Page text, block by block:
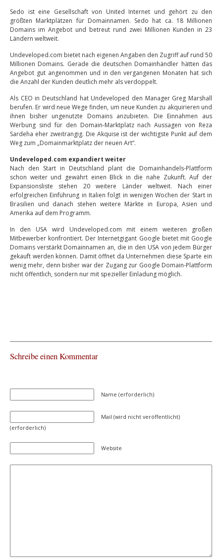
Sedo ist eine Gesellschaft von United Internet und gehört zu den
größten Marktplätzen für Domainnamen. Sedo hat ca. 18 Millionen
Domains im Angebot und betreut rund zwei Millionen Kunden in 23
Ländern weltweit.
Undeveloped.com bietet nach eigenen Angaben den Zugriff auf rund 50
Millionen Domains. Gerade die deutschen Domainhändler hätten das
Angebot gut angenommen und in den vergangenen Monaten hat sich
die Anzahl der Kunden deutlich mehr als verdoppelt.
Als CEO in Deutschland hat Undeveloped den Manager Greg Marshall
berufen. Er wird neue Wege finden, um neue Kunden zu akquirieren und
ihnen bisher ungenutzte Domains anzubieten. Die Einnahmen aus
Werbung sind für den Domain-Marktplatz nach Aussagen von Reza
Sardeha eher zweitrangig. Die Akquise ist der wichtigste Punkt auf dem
Weg zum „Domainmarktplatz der neuen Art“.
Undeveloped.com expandiert weiter
Nach den Start in Deutschland plant die Domainhandels-Plattform
schon weiter und gewährt einen Blick in die nahe Zukunft. Auf der
Expansionsliste stehen 20 weitere Länder weltweit. Nach einer
erfolgreichen Einführung in Italien folgt in wenigen Wochen der Start in
Brasilien und danach stehen weitere Märkte in Europa, Asien und
Amerika auf dem Programm.
In den USA wird Undeveloped.com mit einem weiteren großen
Mitbewerber konfrontiert. Der Internetgigant Google bietet mit Google
Domains verstärkt Domainnamen an, die in den USA von jedem Bürger
gekauft werden können. Damit öffnet da Unternehmen diese Sparte ein
wenig mehr, denn bisher war der Zugang zur Google Domain-Plattform
nicht öffentlich, sondern nur mit spezieller Einladung möglich.
Schreibe einen Kommentar
Name (erforderlich)
Mail (wird nicht veröffentlicht)
(erforderlich)
Website